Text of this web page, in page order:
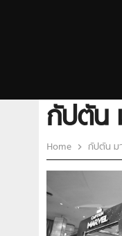
กัปตัน
Home กัปตัน ม